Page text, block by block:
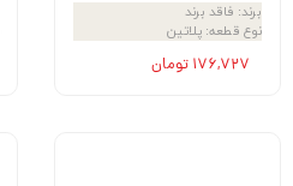
برند: فاقد برند
نوع قطعه: پلاتین
۱۷۶,۷۲۷ تومان